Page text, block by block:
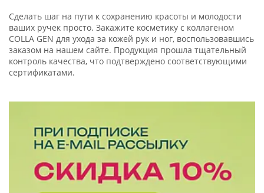
Сделать шаг на пути к сохранению красоты и молодости
ваших ручек просто. Закажите косметику с коллагеном
COLLA GEN для ухода за кожей рук и ног, воспользовавшись
заказом на нашем сайте. Продукция прошла тщательный
контроль качества, что подтверждено соответствующими
сертификатами.